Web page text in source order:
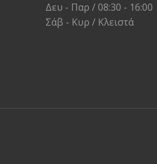
Δευ - Παρ / 08:30 - 16:00
Σάβ - Κυρ / Κλειστά